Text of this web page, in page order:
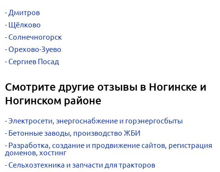
Дмитров
Щёлково
Солнечногорск
Орехово-Зуево
Сергиев Посад
Смотрите другие отзывы в Ногинске и
Ногинском районе
Электросети, энергоснабжение и горэнергосбыты
Бетонные заводы, производство ЖБИ
Разработка, создание и продвижение сайтов, регистрация
доменов, хостинг
Сельхозтехника и запчасти для тракторов